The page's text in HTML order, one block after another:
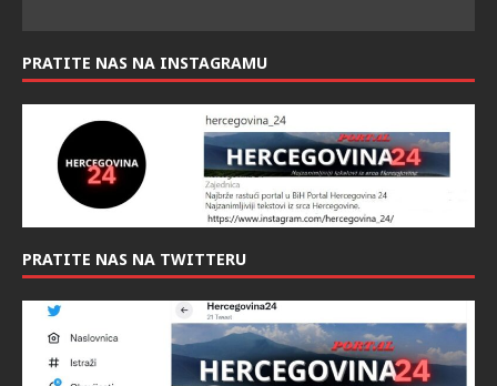
PRATITE NAS NA INSTAGRAMU
PRATITE NAS NA TWITTERU